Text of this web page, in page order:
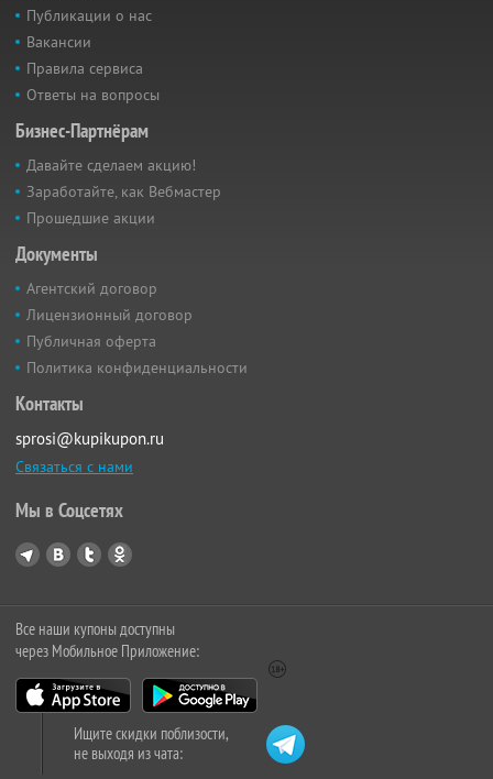
Публикации о нас
Вакансии
Правила сервиса
Ответы на вопросы
Бизнес-Партнёрам
Давайте сделаем акцию!
Заработайте, как Вебмастер
Прошедшие акции
Документы
Агентский договор
Лицензионный договор
Публичная оферта
Политика конфиденциальности
Контакты
sprosi@kupikupon.ru
Связаться с нами
Мы в Соцсетях
Все наши купоны доступны
через Мобильное Приложение:
Ищите скидки поблизости,
не выходя из чата: